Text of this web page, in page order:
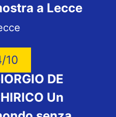
a Lecce
10
DE
Un